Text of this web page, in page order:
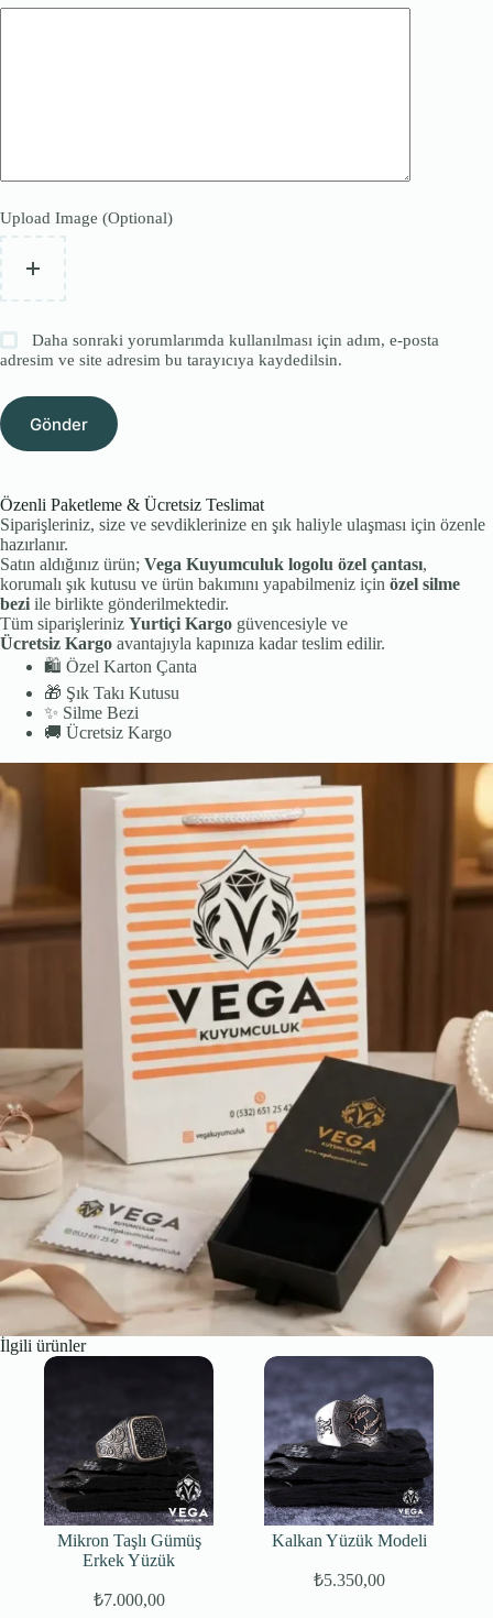
Upload Image (Optional)
Daha sonraki yorumlarımda kullanılması için adım, e-posta
adresim ve site adresim bu tarayıcıya kaydedilsin.
Gönder
Özenli Paketleme & Ücretsiz Teslimat
Siparişleriniz, size ve sevdiklerinize en şık haliyle ulaşması için özenle
hazırlanır.
Satın aldığınız ürün; Vega Kuyumculuk logolu özel çantası,
korumalı şık kutusu ve ürün bakımını yapabilmeniz için özel silme
bezi ile birlikte gönderilmektedir.
Tüm siparişleriniz Yurtiçi Kargo güvencesiyle ve
Ücretsiz Kargo avantajıyla kapınıza kadar teslim edilir.
🛍️ Özel Karton Çanta
🎁 Şık Takı Kutusu
✨ Silme Bezi
🚚 Ücretsiz Kargo
İlgili ürünler
Mikron Taşlı Gümüş
Erkek Yüzük
Orijinal
₺7.000,00
Şu
Kalkan Yüzük Modeli
₺5.350,00